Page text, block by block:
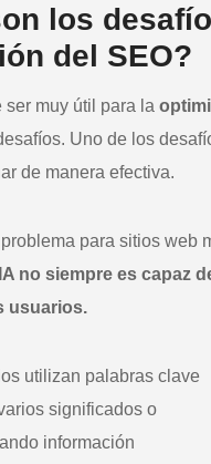
los
del SEO?
ser muy útil para la
Uno de los
de manera efectiva.
para sitios web
no siempre es capaz
usuarios.
utilizan palabras clave
significados o
información